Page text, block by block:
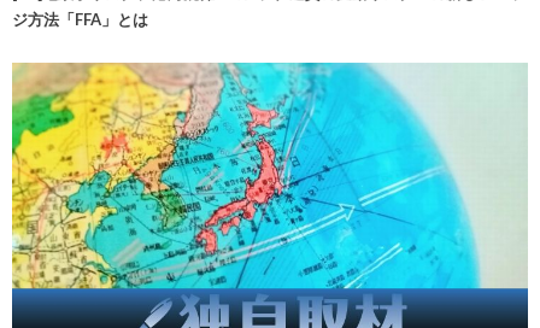
ジ方法「FFA」とは